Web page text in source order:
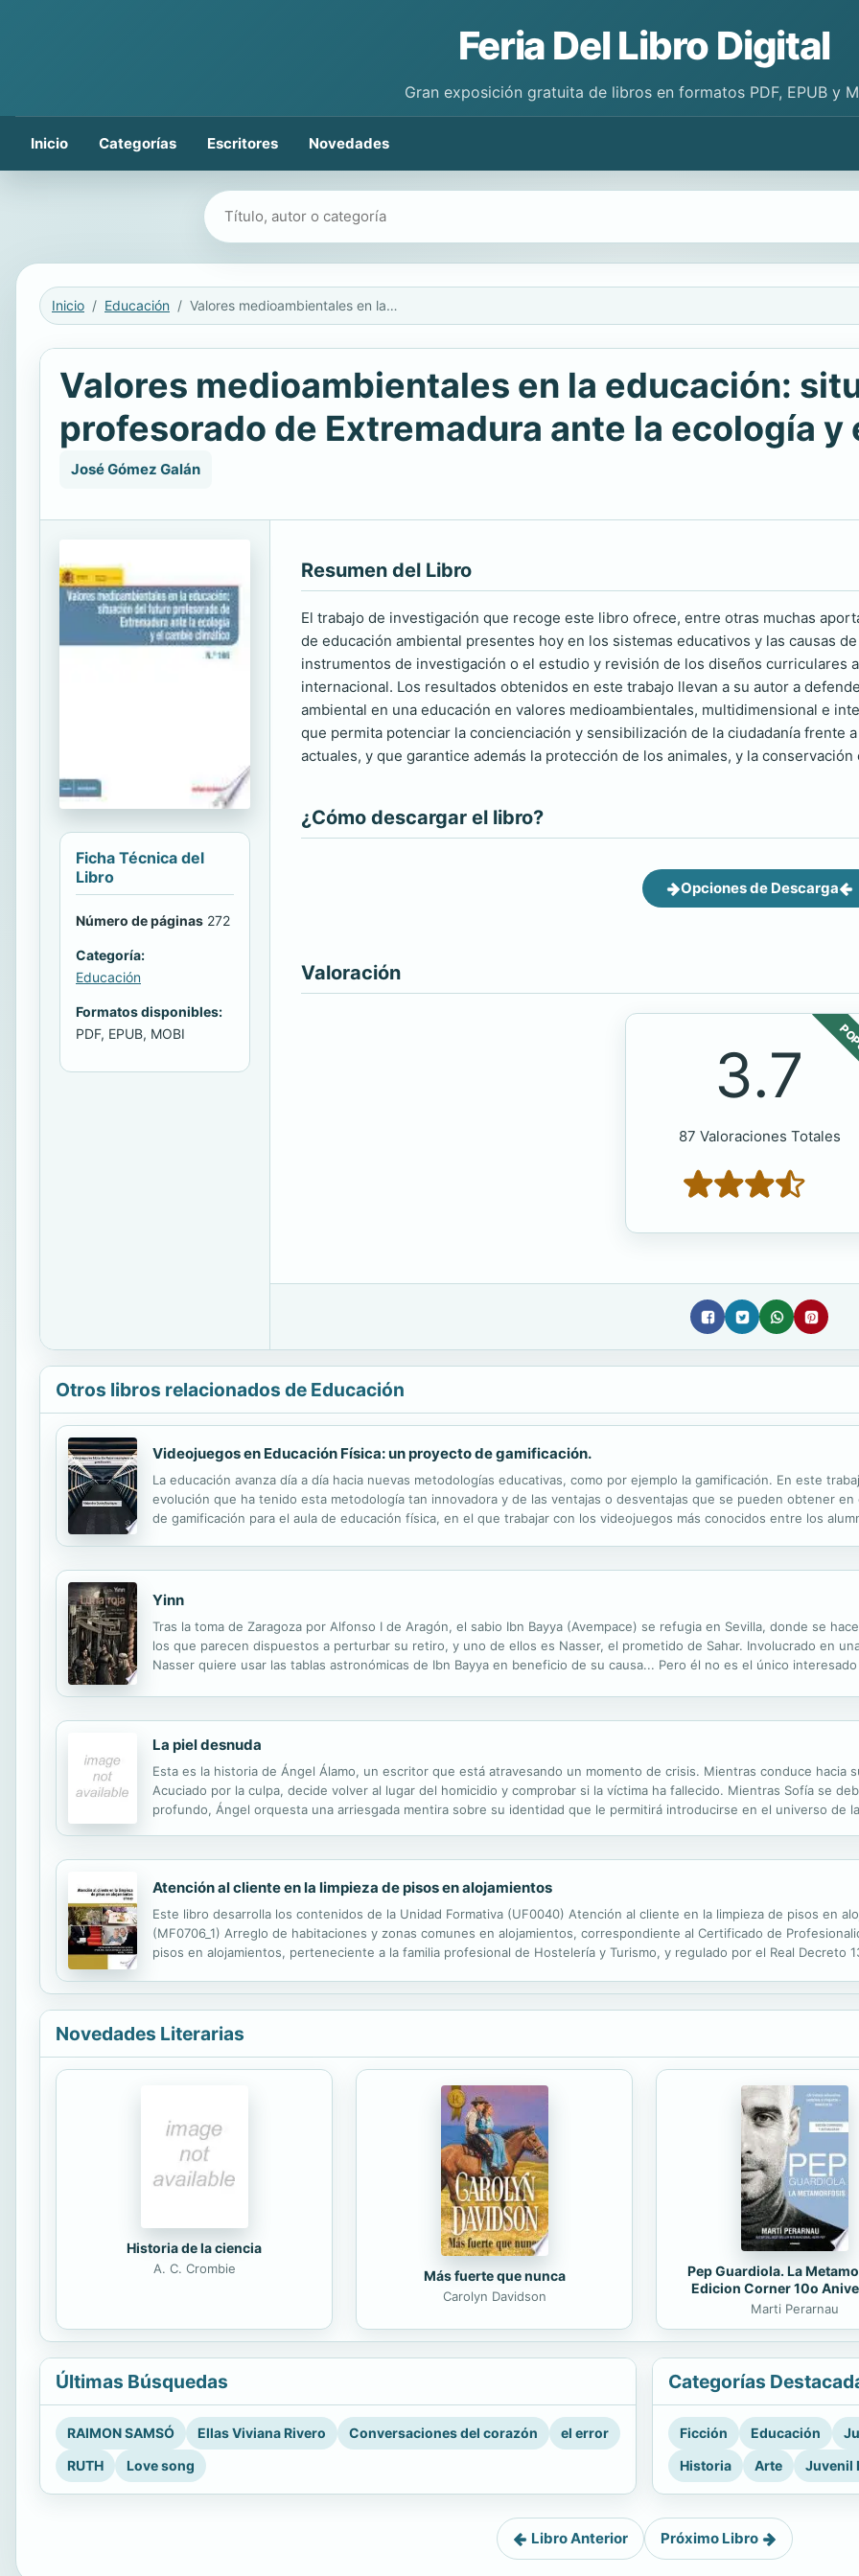
Feria Del Libro Digital
Gran exposición gratuita de libros en formatos PDF, EPUB y
Inicio Categorías Escritores Novedades
Buscar libros
Inicio Educación Valores medioambientales en la educación: situación del futuro profesorado de Extremadura ante la ecología y el cambio climático
Valores medioambientales en la educación:
profesorado de Extremadura ante la ecología
José Gómez Galán
Ficha Técnica del
Libro
Número de páginas 272
Categoría:
Educación
Formatos disponibles:
PDF, EPUB, MOBI
Resumen del Libro
El trabajo de investigación que recoge este libro ofrece, entre otras muchas
de educación ambiental presentes hoy en los sistemas educativos y las causas
instrumentos de investigación o el estudio y revisión de los diseños curriculares
internacional. Los resultados obtenidos en este trabajo llevan a su autor a
ambiental en una educación en valores medioambientales, multidimensional e
que permita potenciar la concienciación y sensibilización de la ciudadanía frente
actuales, y que garantice además la protección de los animales, y la
¿Cómo descargar el libro?
Opciones de Descarga
Valoración
3.7
87 Valoraciones Totales
Otros libros relacionados de Educación
Videojuegos en Educación Física: un proyecto de gamificación.
La educación avanza día a día hacia nuevas metodologías educativas, como por ejemplo la gamificación. En este
evolución que ha tenido esta metodología tan innovadora y de las ventajas o desventajas que se pueden obtener
de gamificación para el aula de educación física, en el que trabajar con los videojuegos más conocidos entre los
Yinn
Tras la toma de Zaragoza por Alfonso I de Aragón, el sabio Ibn Bayya (Avempace) se refugia en Sevilla, donde se
los que parecen dispuestos a perturbar su retiro, y uno de ellos es Nasser, el prometido de Sahar. Involucrado en
Nasser quiere usar las tablas astronómicas de Ibn Bayya en beneficio de su causa... Pero él no es el único
La piel desnuda
Esta es la historia de Ángel Álamo, un escritor que está atravesando un momento de crisis. Mientras conduce hacia
Acuciado por la culpa, decide volver al lugar del homicidio y comprobar si la víctima ha fallecido. Mientras Sofía se
profundo, Ángel orquesta una arriesgada mentira sobre su identidad que le permitirá introducirse en el universo de
Atención al cliente en la limpieza de pisos en alojamientos
Este libro desarrolla los contenidos de la Unidad Formativa (UF0040) Atención al cliente en la limpieza de pisos en
(MF0706_1) Arreglo de habitaciones y zonas comunes en alojamientos, correspondiente al Certificado de
pisos en alojamientos, perteneciente a la familia profesional de Hostelería y Turismo, y regulado por el Real Decreto
Novedades Literarias
Historia de la ciencia
A. C. Crombie Más fuerte que nunca
Carolyn Davidson
Pep Guardiola. La
Edicion Corner 10o
Marti Perarnau
Últimas Búsquedas
RAIMON SAMSÓ Ellas Viviana Rivero Conversaciones del corazón
el error
RUTH
Love song
Categorías
Ficción Educación
Historia
Arte Juvenil
Libro Anterior Próximo Libro